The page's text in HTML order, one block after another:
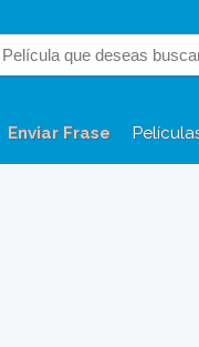
Enviar Frase